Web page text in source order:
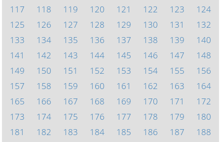
117
118 119 120 121 122 123
124
125
126 127 128 129 130 131
132
133
134 135 136 137 138 139
140
141
142 143 144 145 146 147
148
149
150 151 152 153 154 155
156
157
158 159 160 161 162 163
164
165
166 167 168 169 170 171
172
173
174 175 176 177 178 179
180
181
182 183 184 185 186 187
188